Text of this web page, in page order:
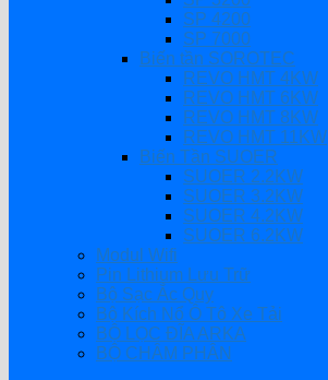
SP 4200
SP 7000
Biến tần SOROTEC
REVO HMT 4KW
REVO HMT 6KW
REVO HMT 8KW
REVO HMT 11KW
Biến Tần SUOER
SUOER 2.2KW
SUOER 3.2KW
SUOER 4.2KW
SUOER 6.2KW
Modul Wifi
Pin Lithium Lưu Trữ
Bộ Sạc Ắc Quy
Bộ Kích Nổ Ô Tô Xe Tải
BỘ LỌC ĐĨA ARKA
BỘ CHÂM PHÂN